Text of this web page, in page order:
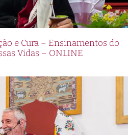
e Cura – Ensinamentos do
Vidas – ONLINE